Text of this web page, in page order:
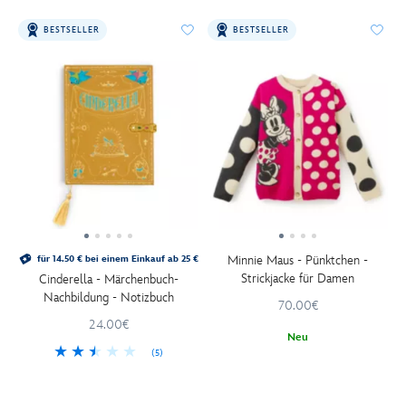
BESTSELLER
für 14.50 € bei einem Einkauf ab 25 €
Cinderella - Märchenbuch-
Nachbildung - Notizbuch
24.00€
(5)
BESTSELLER
Minnie Maus - Pünktchen -
Strickjacke für Damen
70.00€
Neu